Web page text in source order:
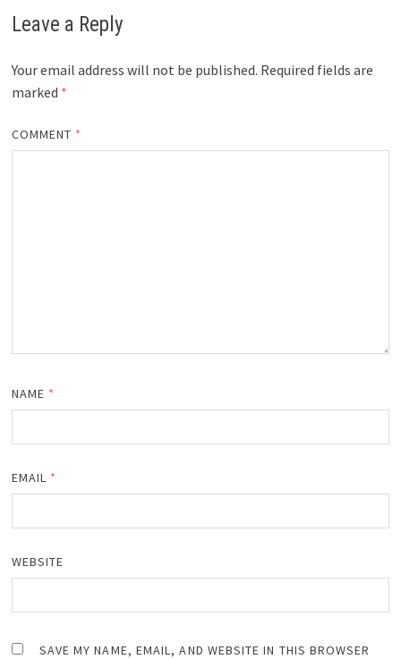
Leave a Reply
Your email address will not be published. Required fields are
marked *
COMMENT *
NAME *
EMAIL *
WEBSITE
SAVE MY NAME, EMAIL, AND WEBSITE IN THIS BROWSER